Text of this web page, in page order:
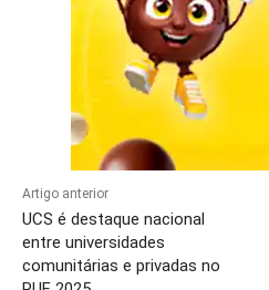
Artigo anterior
UCS é destaque nacional
entre universidades
comunitárias e privadas no